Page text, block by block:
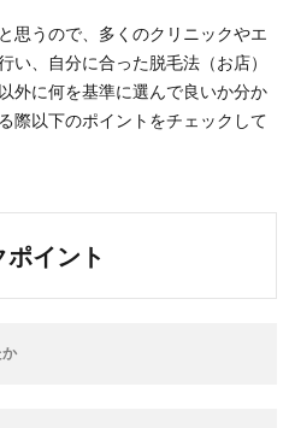
思うので、多くのクリニックやエ
い、自分に合った脱毛法（お店）
外に何を基準に選んで良いか分か
際以下のポイントをチェックして
イント
か